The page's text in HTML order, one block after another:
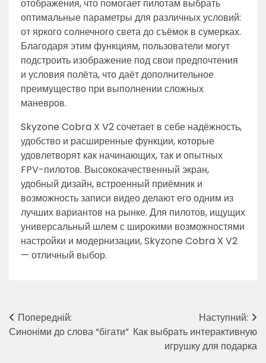
отображения, что помогает пилотам выбрать
оптимальные параметры для различных условий:
от яркого солнечного света до съёмок в сумерках.
Благодаря этим функциям, пользователи могут
подстроить изображение под свои предпочтения
и условия полёта, что даёт дополнительное
преимущество при выполнении сложных
маневров.
Skyzone Cobra X V2 сочетает в себе надёжность,
удобство и расширенные функции, которые
удовлетворят как начинающих, так и опытных
FPV-пилотов. Высококачественный экран,
удобный дизайн, встроенный приёмник и
возможность записи видео делают его одним из
лучших вариантов на рынке. Для пилотов, ищущих
универсальный шлем с широкими возможностями
настройки и модернизации, Skyzone Cobra X V2
— отличный выбор.
Навігація
записів
Попередній:
Синоніми до слова “бігати”
Наступний:
Как выбрать интерактивную
игрушку для подарка